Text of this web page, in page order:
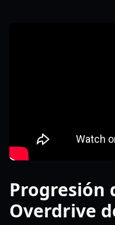
Progresión
Overdrive